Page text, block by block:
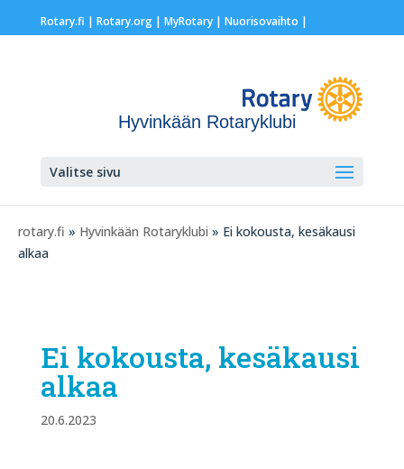
Rotary.fi | Rotary.org| MyRotary | Nuorisovaihto |
Hyvinkään Rotaryklubi
Valitse sivu
rotary.fi » Hyvinkään Rotaryklubi » Ei kokousta, kesäkausi
alkaa
Ei kokousta, kesäkausi
alkaa
20.6.2023